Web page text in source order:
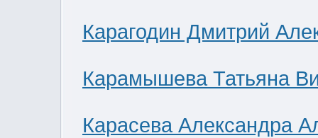
Карагодин Дмитрий
Карамышева Татьяна
Карасева Александра